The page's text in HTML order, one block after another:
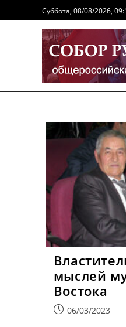
к
содержимому
Суббота, 08/08/2026,
мыслей
Востока
Запись06/03/2023